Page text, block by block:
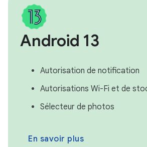
Android 13
Autorisation de notification
Autorisations Wi-Fi et de
Sélecteur de photos
En savoir plus